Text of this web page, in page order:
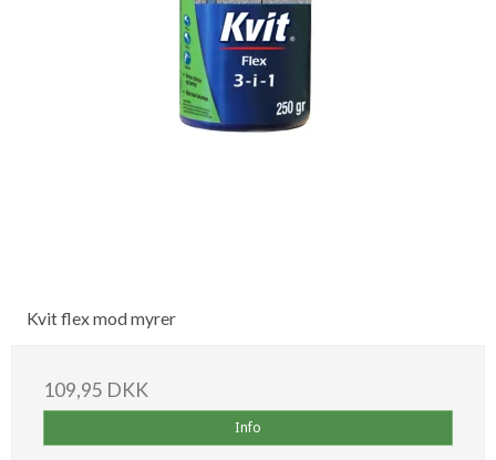
Kvit flex mod myrer
109,95 DKK
Info